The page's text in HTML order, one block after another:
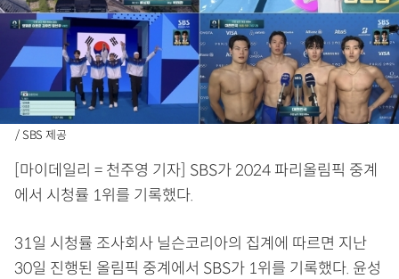
/ SBS 제공
[마이데일리 = 천주영 기자] SBS가 2024 파리올림픽 중계
에서 시청률 1위를 기록했다.
31일 시청률 조사회사 닐슨코리아의 집계에 따르면 지난
30일 진행된 올림픽 중계에서 SBS가 1위를 기록했다. 윤성